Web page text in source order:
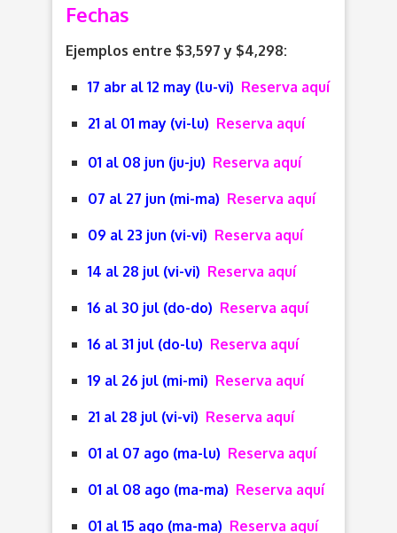
Fechas
Ejemplos entre $3,597 y $4,298:
17 abr al 12 may (lu-vi) Reserva aquí
21 al 01 may (vi-lu) Reserva aquí
01 al 08 jun (ju-ju) Reserva aquí
07 al 27 jun (mi-ma) Reserva aquí
09 al 23 jun (vi-vi) Reserva aquí
14 al 28 jul (vi-vi) Reserva aquí
16 al 30 jul (do-do) Reserva aquí
16 al 31 jul (do-lu) Reserva aquí
19 al 26 jul (mi-mi) Reserva aquí
21 al 28 jul (vi-vi) Reserva aquí
01 al 07 ago (ma-lu) Reserva aquí
01 al 08 ago (ma-ma) Reserva aquí
01 al 15 ago (ma-ma) Reserva aquí